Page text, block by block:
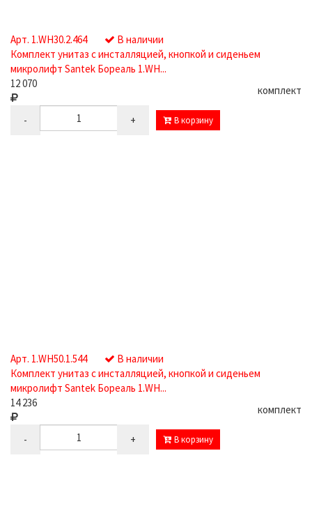
Арт. 1.WH30.2.464
В наличии
Комплект унитаз с инсталляцией, кнопкой и сиденьем
микролифт Santek Бореаль 1.WH...
12 070
комплект
- + В корзину
Арт. 1.WH50.1.544
В наличии
Комплект унитаз с инсталляцией, кнопкой и сиденьем
микролифт Santek Бореаль 1.WH...
14 236
комплект
- + В корзину